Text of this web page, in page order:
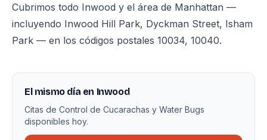
Cubrimos todo Inwood y el área de Manhattan —
incluyendo Inwood Hill Park, Dyckman Street, Isham
Park — en los códigos postales 10034, 10040.
El mismo día en Inwood
Citas de Control de Cucarachas y Water Bugs
disponibles hoy.